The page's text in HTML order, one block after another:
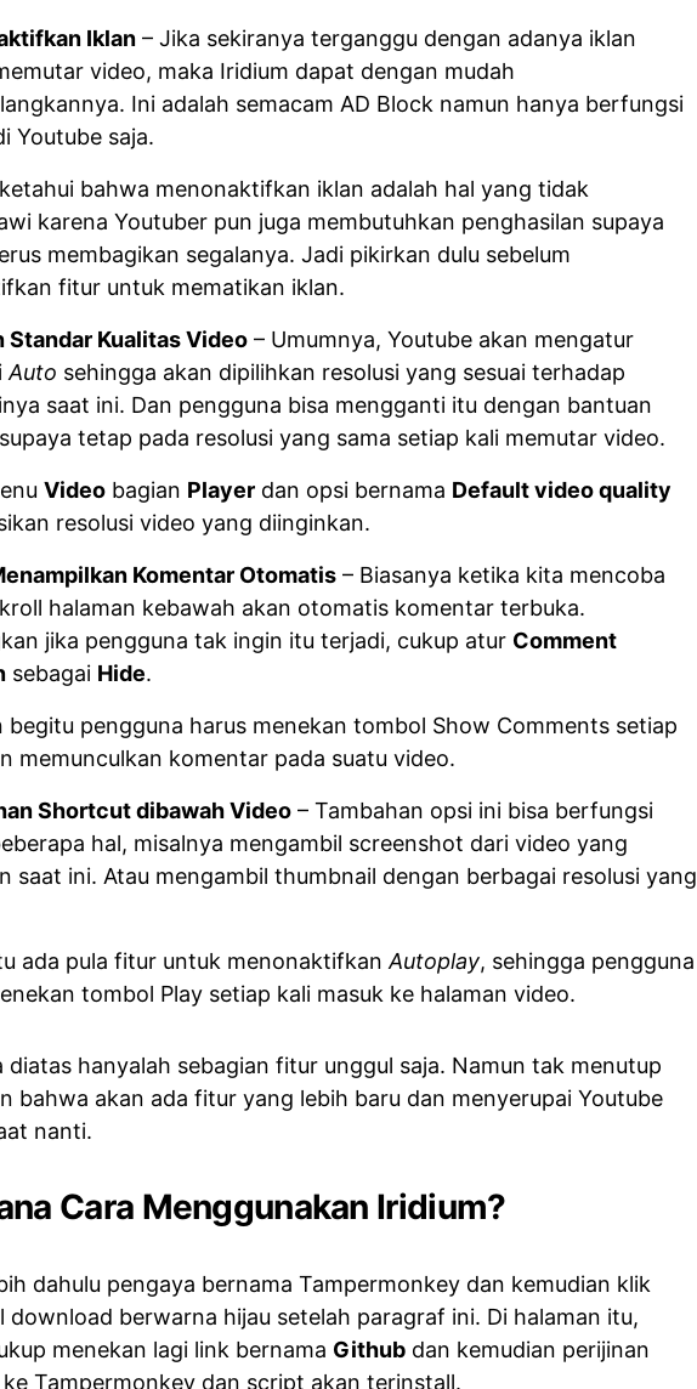
Iklan – Jika sekiranya terganggu dengan adanya iklan
video, maka Iridium dapat dengan mudah
Ini adalah semacam AD Block namun hanya berfungsi
Youtube saja.
bahwa menonaktifkan iklan adalah hal yang tidak
karena Youtuber pun juga membutuhkan penghasilan supaya
membagikan segalanya. Jadi pikirkan dulu sebelum
fitur untuk mematikan iklan.
Standar Kualitas Video – Umumnya, Youtube akan mengatur
Auto sehingga akan dipilihkan resolusi yang sesuai terhadap
saat ini. Dan pengguna bisa mengganti itu dengan bantuan
tetap pada resolusi yang sama setiap kali memutar video.
Video bagian Player dan opsi bernama Default video quality
resolusi video yang diinginkan.
Komentar Otomatis – Biasanya ketika kita mencoba
halaman kebawah akan otomatis komentar terbuka.
jika pengguna tak ingin itu terjadi, cukup atur Comment
sebagai Hide.
begitu pengguna harus menekan tombol Show Comments setiap
memunculkan komentar pada suatu video.
Shortcut dibawah Video – Tambahan opsi ini bisa berfungsi
hal, misalnya mengambil screenshot dari video yang
saat ini. Atau mengambil thumbnail dengan berbagai resolusi yang
ada pula fitur untuk menonaktifkan Autoplay, sehingga pengguna
tombol Play setiap kali masuk ke halaman video.
diatas hanyalah sebagian fitur unggul saja. Namun tak menutup
bahwa akan ada fitur yang lebih baru dan menyerupai Youtube
nanti.
Cara Menggunakan Iridium?
dahulu pengaya bernama Tampermonkey dan kemudian klik
download berwarna hijau setelah paragraf ini. Di halaman itu,
menekan lagi link bernama Github dan kemudian perijinan
Tampermonkey dan script akan terinstall.